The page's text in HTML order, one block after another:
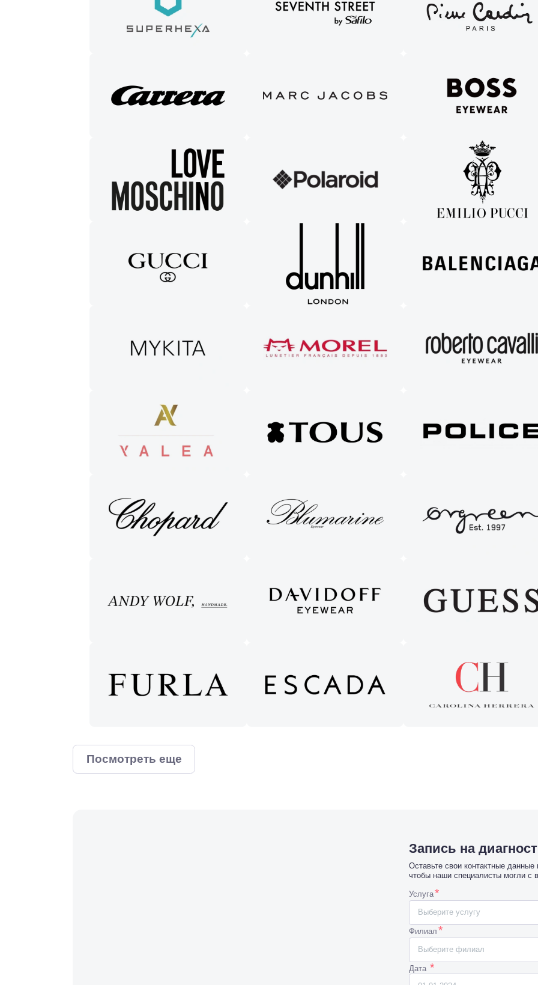
Посмотреть еще
Запись на
Оставьте свои контактные
чтобы наши специалисты могли с
Услуга*
Выберите услугу
Филиал *
Выберите филиал
Дата *